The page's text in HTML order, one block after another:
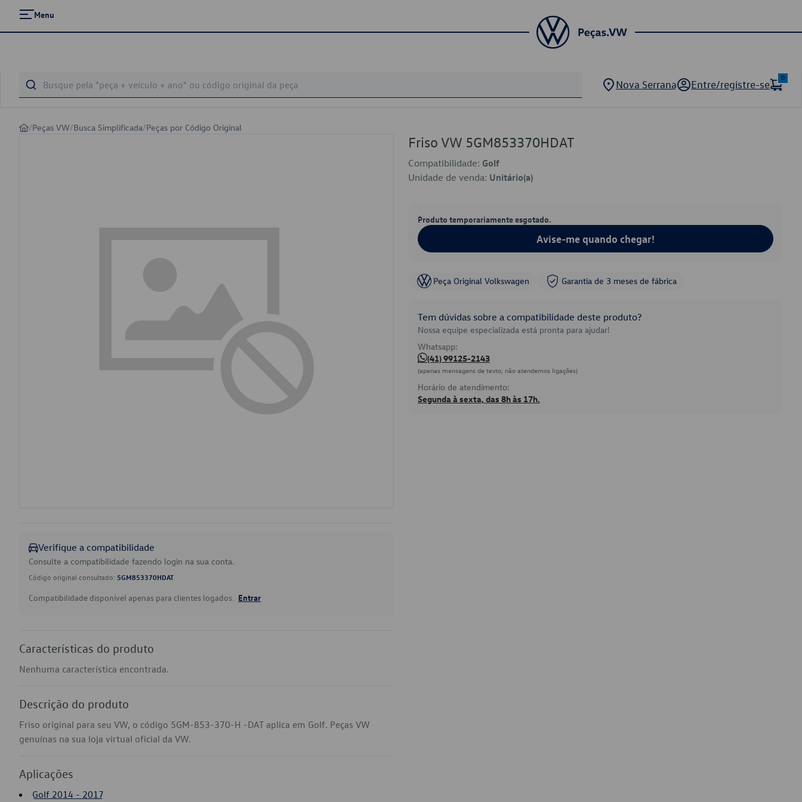
Menu
Nova Serrana Entre/registre-se
0
/Peças VW/Busca Simplificada/Peças por Código Original
Verifique a compatibilidade
Consulte a compatibilidade fazendo login na sua conta.
Código original consultado: 5GM853370HDAT
Compatibilidade disponível apenas para clientes logados. Entrar
Características do produto
Nenhuma característica encontrada.
Descrição do produto
Friso original para seu VW, o código 5GM-853-370-H -DAT aplica em Golf. Peças VW
genuínas na sua loja virtual oficial da VW.
Aplicações
Golf 2014 - 2017
Friso VW 5GM853370HDAT
Compatibilidade: Golf
Unidade de venda: Unitário(a)
Produto temporariamente esgotado.
Avise-me quando chegar!
Peça Original Volkswagen Garantia de 3 meses de fábrica
Tem dúvidas sobre a compatibilidade deste produto?
Nossa equipe especializada está pronta para ajudar!
Whatsapp:
(41) 99125-2143
(apenas mensagens de texto, não atendemos ligações)
Horário de atendimento:
Segunda à sexta, das 8h às 17h.